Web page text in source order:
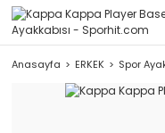
Anasayfa ERKEK Spor